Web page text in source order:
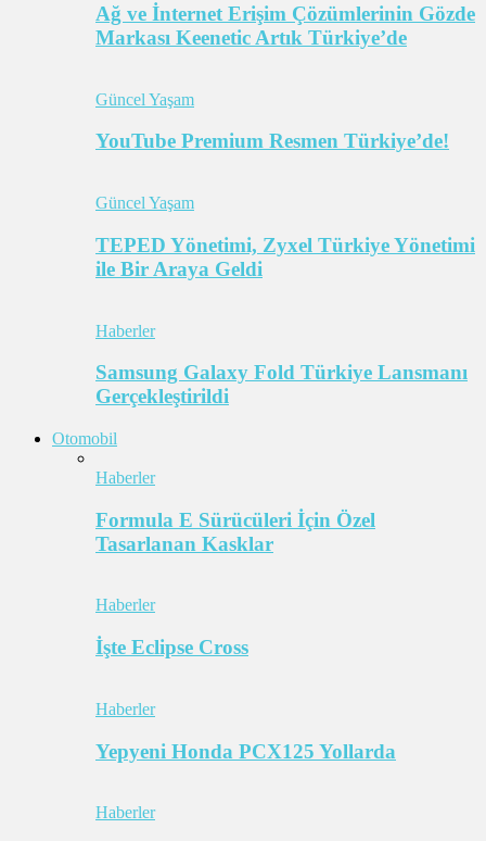
Ağ ve İnternet Erişim Çözümlerinin Gözde
Markası Keenetic Artık Türkiye’de
Güncel Yaşam
YouTube Premium Resmen Türkiye’de!
Güncel Yaşam
TEPED Yönetimi, Zyxel Türkiye Yönetimi
ile Bir Araya Geldi
Haberler
Samsung Galaxy Fold Türkiye Lansmanı
Gerçekleştirildi
Otomobil
Haberler
Formula E Sürücüleri İçin Özel
Tasarlanan Kasklar
Haberler
İşte Eclipse Cross
Haberler
Yepyeni Honda PCX125 Yollarda
Haberler